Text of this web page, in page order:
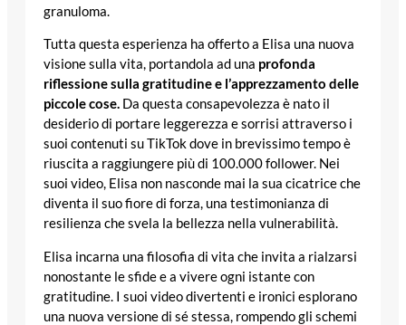
granuloma.
Tutta questa esperienza ha offerto a Elisa una nuova
visione sulla vita, portandola ad una profonda
riflessione sulla gratitudine e l’apprezzamento delle
piccole cose. Da questa consapevolezza è nato il
desiderio di portare leggerezza e sorrisi attraverso i
suoi contenuti su TikTok dove in brevissimo tempo è
riuscita a raggiungere più di 100.000 follower. Nei
suoi video, Elisa non nasconde mai la sua cicatrice che
diventa il suo fiore di forza, una testimonianza di
resilienza che svela la bellezza nella vulnerabilità.
Elisa incarna una filosofia di vita che invita a rialzarsi
nonostante le sfide e a vivere ogni istante con
gratitudine. I suoi video divertenti e ironici esplorano
una nuova versione di sé stessa, rompendo gli schemi